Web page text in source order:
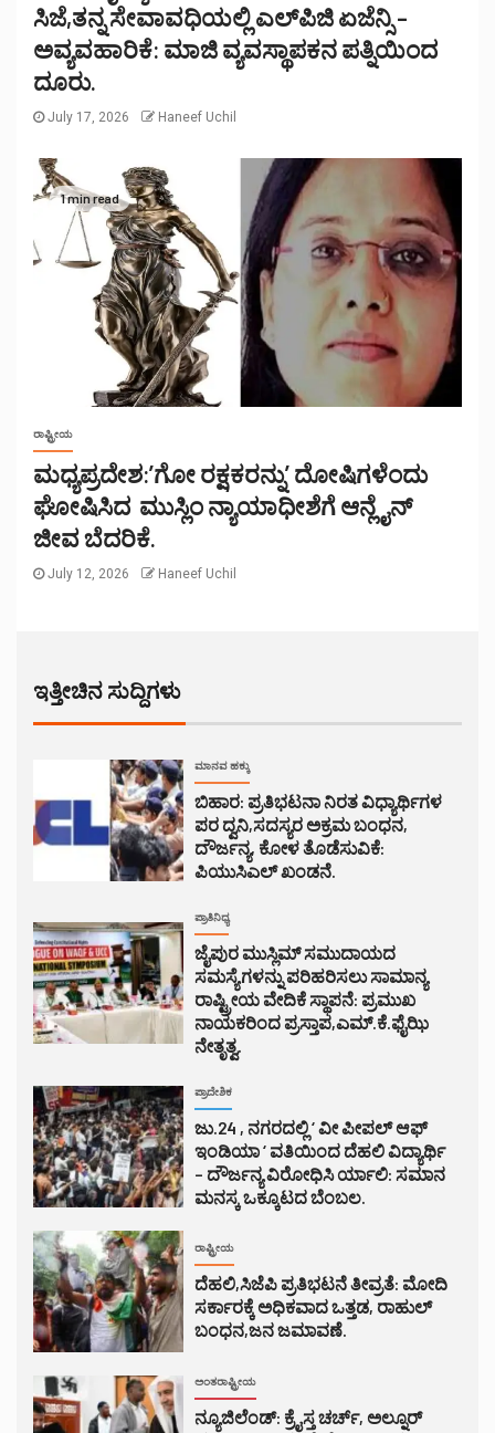
ಸಿಜೆ,ತನ್ನ ಸೇವಾವಧಿಯಲ್ಲಿ ಎಲ್‌ಪಿಜಿ ಏಜೆನ್ಸಿ –
ಅವ್ಯವಹಾರಿಕೆ: ಮಾಜಿ ವ್ಯವಸ್ಥಾಪಕನ ಪತ್ನಿಯಿಂದ
ದೂರು.
July 17, 2026 Haneef Uchil
1 min read
ರಾಷ್ಟ್ರೀಯ
ಮಧ್ಯಪ್ರದೇಶ:’ಗೋ ರಕ್ಷಕರನ್ನು’ ದೋಷಿಗಳೆಂದು
ಘೋಷಿಸಿದ ಮುಸ್ಲಿಂ ನ್ಯಾಯಾಧೀಶೆಗೆ ಆನ್ಲೈನ್
ಜೀವ ಬೆದರಿಕೆ.
July 12, 2026 Haneef Uchil
ಇತ್ತೀಚಿನ ಸುದ್ದಿಗಳು
ಮಾನವ ಹಕ್ಕು
ಬಿಹಾರ: ಪ್ರತಿಭಟನಾ ನಿರತ ವಿಧ್ಯಾರ್ಥಿಗಳ
ಪರ ದ್ವನಿ,ಸದಸ್ಯರ ಅಕ್ರಮ ಬಂಧನ,
ದೌರ್ಜನ್ಯ, ಕೋಳ ತೊಡೆಸುವಿಕೆ:
ಪಿಯುಸಿಎಲ್ ಖಂಡನೆ.
ಪ್ರಾತಿನಿಧ್ಯ
ಜೈಪುರ ಮುಸ್ಲಿಮ್ ಸಮುದಾಯದ
ಸಮಸ್ಯೆಗಳನ್ನು ಪರಿಹರಿಸಲು ಸಾಮಾನ್ಯ
ರಾಷ್ಟ್ರೀಯ ವೇದಿಕೆ ಸ್ಥಾಪನೆ: ಪ್ರಮುಖ
ನಾಯಕರಿಂದ ಪ್ರಸ್ತಾಪ,ಎಮ್.ಕೆ.ಫೈಝಿ
ನೇತೃತ್ವ.
ಪ್ರಾದೇಶಿಕ
ಜು.24 , ನಗರದಲ್ಲಿ ‘ ವೀ ಪೀಪಲ್ ಆಫ್
ಇಂಡಿಯಾ ‘ ವತಿಯಿಂದ ದೆಹಲಿ ವಿದ್ಯಾರ್ಥಿ
– ದೌರ್ಜನ್ಯ ವಿರೋಧಿಸಿ ರ್ಯಾಲಿ: ಸಮಾನ
ಮನಸ್ಕ ಒಕ್ಕೂಟದ ಬೆಂಬಲ.
ರಾಷ್ಟ್ರೀಯ
ದೆಹಲಿ,ಸಿಜೆಪಿ ಪ್ರತಿಭಟನೆ ತೀವ್ರತೆ: ಮೋದಿ
ಸರ್ಕಾರಕ್ಕೆ ಅಧಿಕವಾದ ಒತ್ತಡ, ರಾಹುಲ್
ಬಂಧನ,ಜನ ಜಮಾವಣೆ.
ಅಂತರಾಷ್ಟ್ರೀಯ
ನ್ಯೂಜಿಲೆಂಡ್: ಕ್ರೈಸ್ತ ಚರ್ಚ್, ಅಲ್ನೂರ್